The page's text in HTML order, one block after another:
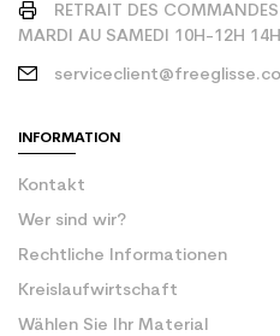
RETRAIT DES
MARDI AU SAMEDI 10H-12H
INFORMATION
Kontakt
Wer sind wir?
Rechtliche Informationen
Kreislaufwirtschaft
Wählen Sie Ihr Material